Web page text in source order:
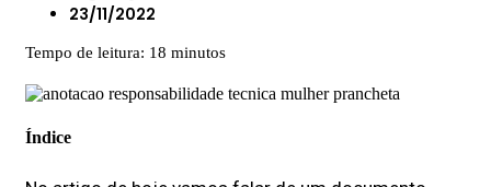
23/11/2022
Tempo de leitura: 18 minutos
Índice